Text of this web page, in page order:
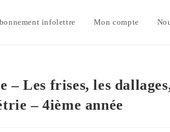
infolettre Mon compte
– Les frises, les
– 4ième année